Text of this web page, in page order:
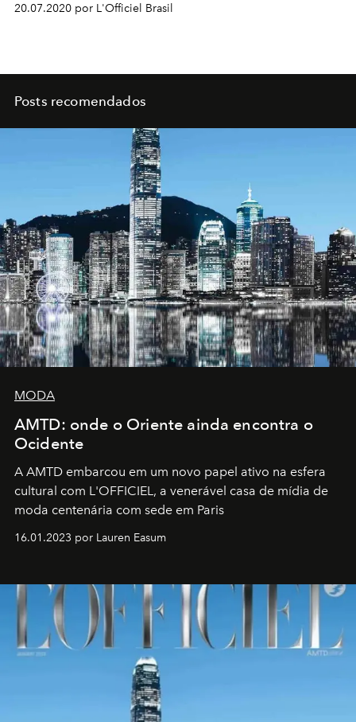
20.07.2020 por L'Officiel Brasil
Posts recomendados
MODA
AMTD: onde o Oriente ainda encontra o
Ocidente
A AMTD embarcou em um novo papel ativo na esfera
cultural com L'OFFICIEL, a venerável casa de mídia de
moda centenária com sede em Paris
16.01.2023 por Lauren Easum